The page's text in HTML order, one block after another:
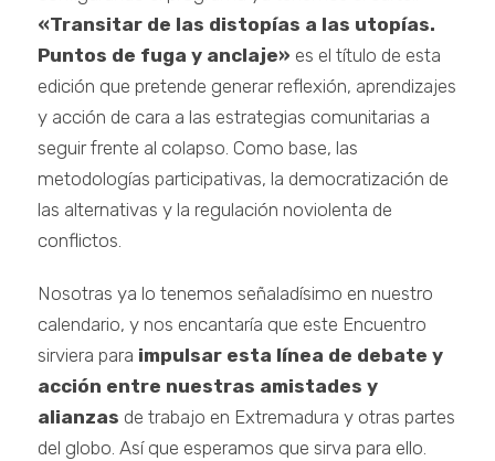
«Transitar de las distopías a las utopías.
Puntos de fuga y anclaje» es el título de esta
edición que pretende generar reflexión, aprendizajes
y acción de cara a las estrategias comunitarias a
seguir frente al colapso. Como base, las
metodologías participativas, la democratización de
las alternativas y la regulación noviolenta de
conflictos.
Nosotras ya lo tenemos señaladísimo en nuestro
calendario, y nos encantaría que este Encuentro
sirviera para impulsar esta línea de debate y
acción entre nuestras amistades y
alianzas de trabajo en Extremadura y otras partes
del globo. Así que esperamos que sirva para ello.